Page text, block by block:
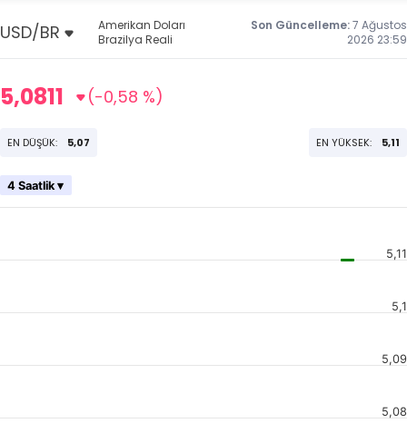
Amerikan Doları
Brazilya Reali
Son Güncelleme:7 Ağustos
2026 23:59
5,0811 (-0,58 %)
EN DÜŞÜK: 5,07 EN YÜKSEK: 5,11
4 Saatlik ▾
5,08
5,09
5,1
5,11